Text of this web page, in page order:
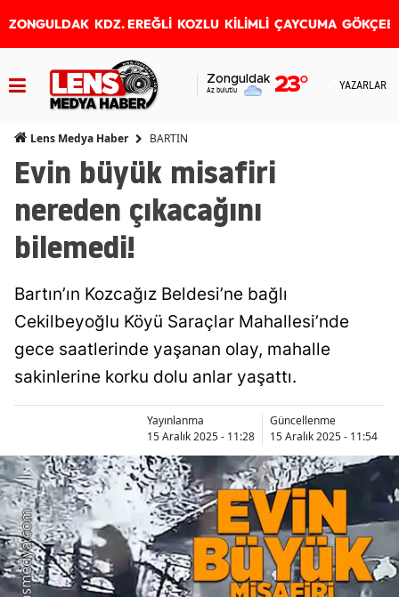
ZONGULDAK KDZ. EREĞLİ KOZLU KİLİMLİ ÇAYCUMA
Zonguldak
Az bulutlu 23° YAZARLAR
Lens Medya Haber BARTIN
Evin büyük misafiri
nereden çıkacağını
bilemedi!
Bartın’ın Kozcağız Beldesi’ne bağlı
Cekilbeyoğlu Köyü Saraçlar Mahallesi’nde
gece saatlerinde yaşanan olay, mahalle
sakinlerine korku dolu anlar yaşattı.
Yayınlanma
15 Aralık 2025 - 11:28
Güncellenme
15 Aralık 2025 - 11:54